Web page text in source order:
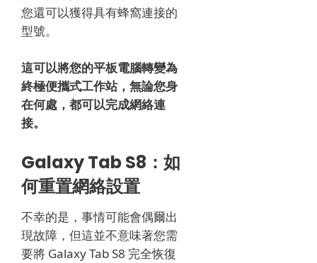
您還可以獲得具有蜂窩連接的
型號。
這可以將您的平板電腦轉變為
終極便攜式工作站，無論您身
在何處，都可以完成網絡連
接。
Galaxy Tab S8：如
何重置網絡設置
不幸的是，事情可能會偶爾出
現故障，但這並不意味著您需
要將 Galaxy Tab S8 完全恢復